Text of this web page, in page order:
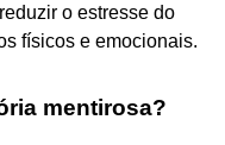
o estresse do
físicos e emocionais.
mentirosa?